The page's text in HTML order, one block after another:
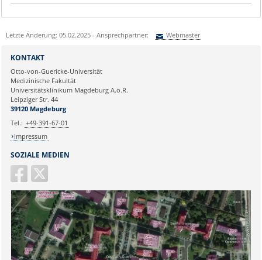
Letzte Änderung: 05.02.2025 - Ansprechpartner: Webmaster
Ihre E-Mailadresse:
Ihr Anliegen:
SOZIALE MEDIEN
KONTAKT
Otto-von-Guericke-Universität
Medizinische Fakultät
Universitätsklinikum Magdeburg A.ö.R.
Leipziger Str. 44
39120 Magdeburg
Tel.: +49-391-67-01
Impressum